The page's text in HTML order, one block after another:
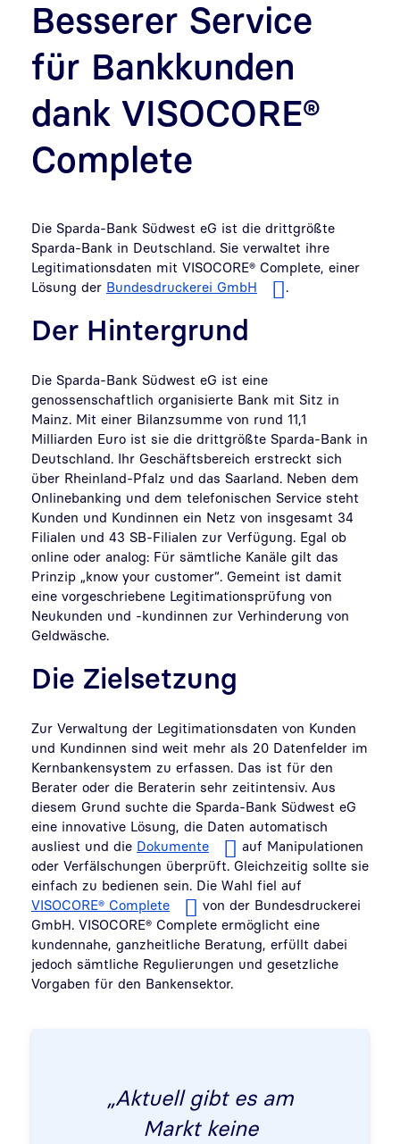
Besserer Service
für Bankkunden
dank VISOCORE®
Complete
Die Sparda-Bank Südwest eG ist die drittgrößte
Sparda-Bank in Deutschland. Sie verwaltet ihre
Legitimationsdaten mit VISOCORE® Complete, einer
Lösung der Bundesdruckerei GmbH
Der Hintergrund
Die Sparda-Bank Südwest eG ist eine
genossenschaftlich organisierte Bank mit Sitz in
Mainz. Mit einer Bilanzsumme von rund 11,1
Milliarden Euro ist sie die drittgrößte Sparda-Bank in
Deutschland. Ihr Geschäftsbereich erstreckt sich
über Rheinland-Pfalz und das Saarland. Neben dem
Onlinebanking und dem telefonischen Service steht
Kunden und Kundinnen ein Netz von insgesamt 34
Filialen und 43 SB-Filialen zur Verfügung. Egal ob
online oder analog: Für sämtliche Kanäle gilt das
Prinzip „know your customer“. Gemeint ist damit
eine vorgeschriebene Legitimationsprüfung von
Neukunden und -kundinnen zur Verhinderung von
Geldwäsche.
Die Zielsetzung
Zur Verwaltung der Legitimationsdaten von Kunden
und Kundinnen sind weit mehr als 20 Datenfelder im
Kernbankensystem zu erfassen. Das ist für den
Berater oder die Beraterin sehr zeitintensiv. Aus
diesem Grund suchte die Sparda-Bank Südwest eG
eine innovative Lösung, die Daten automatisch
ausliest und die Dokumente
auf Manipulationen
oder Verfälschungen überprüft. Gleichzeitig sollte sie
einfach zu bedienen sein. Die Wahl fiel auf
VISOCORE® Complete
von der Bundesdruckerei
GmbH. VISOCORE® Complete ermöglicht eine
kundennahe, ganzheitliche Beratung, erfüllt dabei
jedoch sämtliche Regulierungen und gesetzliche
Vorgaben für den Bankensektor.
„Aktuell gibt es am
Markt keine